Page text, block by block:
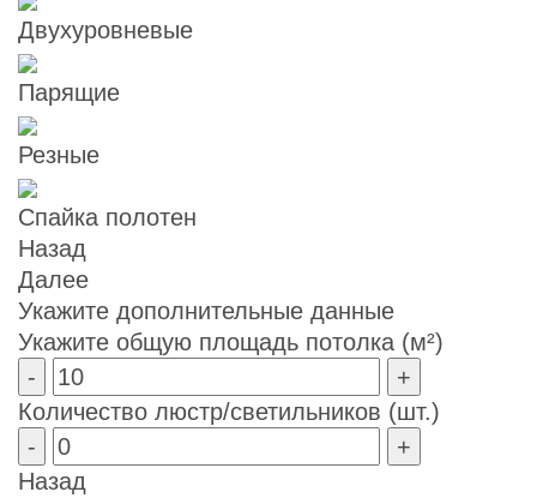
Двухуровневые
Парящие
Резные
Спайка полотен
Назад
Далее
Укажите дополнительные данные
Укажите общую площадь потолка (м²)
-
+
Количество люстр/светильников (шт.)
-
+
Назад